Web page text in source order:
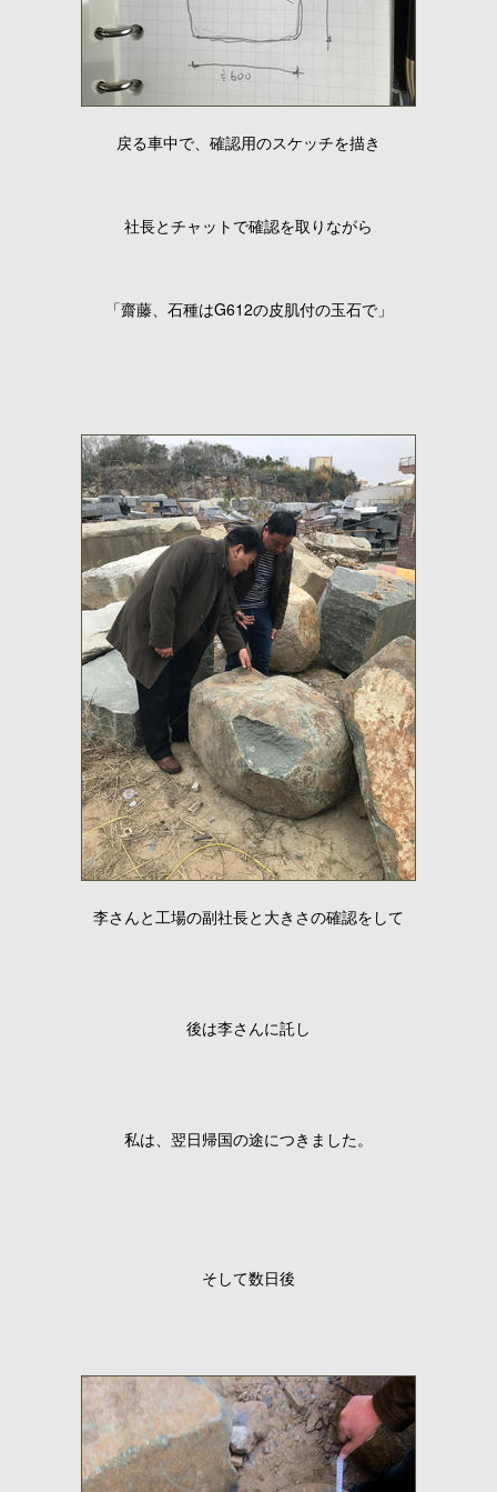
戻る車中で、確認用のスケッチを描き
社長とチャットで確認を取りながら
「齋藤、石種はG612の皮肌付の玉石で」
李さんと工場の副社長と大きさの確認をして
後は李さんに託し
私は、翌日帰国の途につきました。
そして数日後